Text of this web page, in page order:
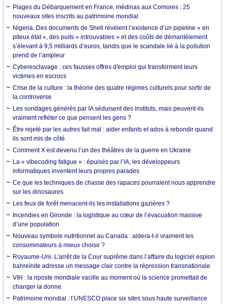
Plages du Débarquement en France, médinas aux Comores : 25
nouveaux sites inscrits au patrimoine mondial
Nigeria. Des documents de Shell révèlent l’existence d’un pipeline « en
piteux état », des puits « introuvables » et des coûts de démantèlement
s’élevant à 9,5 milliards d’euros, tandis que le scandale lié à la pollution
prend de l’ampleur
Cyberesclavage : ces fausses offres d'emploi qui transforment leurs
victimes en escrocs
Crise de la culture : la théorie des quatre régimes culturels pour sortir de
la controverse
Les sondages générés par IA séduisent des instituts, mais peuvent-ils
vraiment refléter ce que pensent les gens ?
Être rejeté par les autres fait mal : aider enfants et ados à rebondir quand
ils sont mis de côté
Comment X est devenu l’un des théâtres de la guerre en Ukraine
La « vibecoding fatigue » : épuisés par l’IA, les développeurs
informatiques inventent leurs propres parades
Ce que les techniques de chasse des rapaces pourraient nous apprendre
sur les dinosaures
Les feux de forêt menacent-ils les installations gazières ?
Incendies en Gironde : la logistique au cœur de l’évacuation massive
d’une population
Nouveau symbole nutritionnel au Canada : aidera-t-il vraiment les
consommateurs à mieux choisir ?
Royaume-Uni. L’arrêt de la Cour suprême dans l’affaire du logiciel espion
bahreïnite adresse un message clair contre la répression transnationale
VIH : la riposte mondiale vacille au moment où la science promettait de
changer la donne
Patrimoine mondial : l’UNESCO place six sites sous haute surveillance